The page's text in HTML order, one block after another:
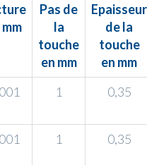
Pas de
la
touche
en mm
Epaisseur
de la
touche
en mm
1 0,35
1 0,35